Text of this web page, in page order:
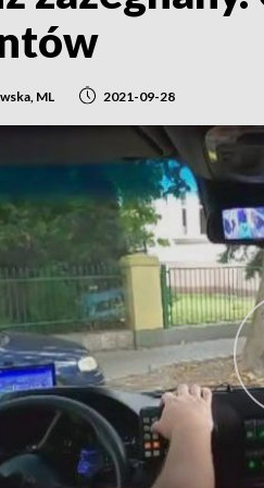
ML 2021-09-28